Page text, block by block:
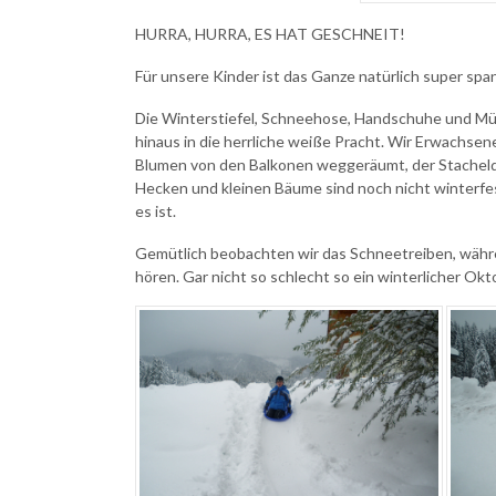
HURRA, HURRA, ES HAT GESCHNEIT!
Für unsere Kinder ist das Ganze natürlich super
Die Winterstiefel, Schneehose, Handschuhe und
hinaus in die herrliche weiße Pracht. Wir
Blumen von den Balkonen weggeräumt, der
Hecken und kleinen Bäume sind noch nicht
es ist.
Gemütlich beobachten wir das Schneetreiben,
hören. Gar nicht so schlecht so ein winterlicher